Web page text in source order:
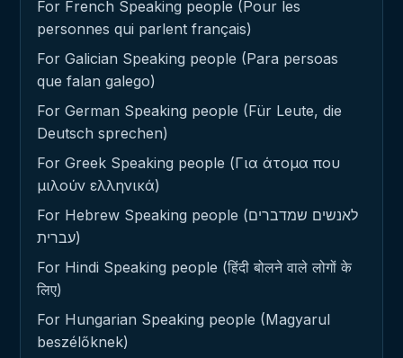
For French Speaking people (Pour les
personnes qui parlent français)
For Galician Speaking people (Para persoas
que falan galego)
For German Speaking people (Für Leute, die
Deutsch sprechen)
For Greek Speaking people (Για άτομα που
μιλούν ελληνικά)
For Hebrew Speaking people (לאנשים שמדברים
עברית)
For Hindi Speaking people (हिंदी बोलने वाले लोगों के
लिए)
For Hungarian Speaking people (Magyarul
beszélőknek)